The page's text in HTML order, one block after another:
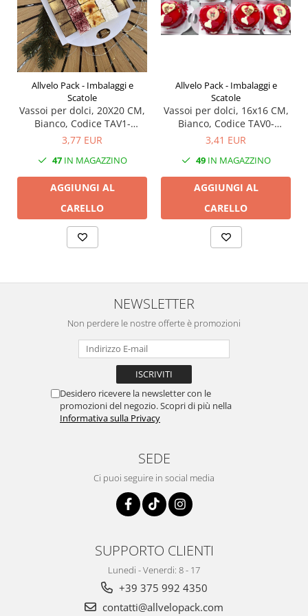
Allvelo Pack - Imbalaggi e
Scatole
Vassoi per dolci, 20X20 CM,
Bianco, Codice TAV1-
Bianco, Set 10 pezzi
3,77 EUR
47IN MAGAZZINO
AGGIUNGI AL
CARELLO
Allvelo Pack - Imbalaggi e
Scatole
Vassoi per dolci, 16x16 CM,
Bianco, Codice TAV0-
Bianco, Set 10 pezzi
3,41 EUR
49IN MAGAZZINO
AGGIUNGI AL
CARELLO
NEWSLETTER
Non perdere le nostre offerte è promozioni
Desidero ricevere la newsletter con le
promozioni del negozio. Scopri di più nella
Informativa sulla Privacy
SEDE
Ci puoi seguire in social media
SUPPORTO CLIENTI
Lunedi - Venerdi: 8 - 17
+39 375 992 4350
contatti@allvelopack.com